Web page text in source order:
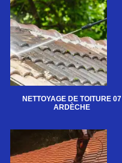
NETTOYAGE DE TOITURE 07
ARDÈCHE